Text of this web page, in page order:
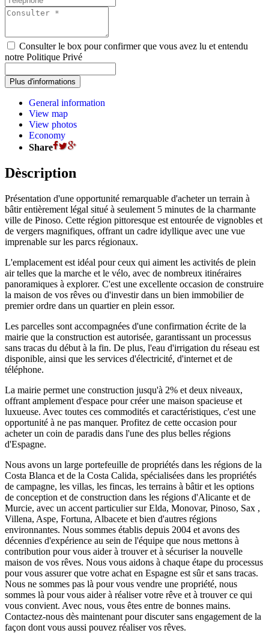
Consulter le box pour confirmer que vous avez lu et entendu
notre Politique Privé
General information
View map
View photos
Economy
Share
Dèscription
Présentation d'une opportunité remarquable d'acheter un terrain à
bâtir entièrement légal situé à seulement 5 minutes de la charmante
ville de Pinoso. Cette région pittoresque est entourée de vignobles et
de vergers magnifiques, offrant un cadre idyllique avec une vue
imprenable sur les parcs régionaux.
L'emplacement est idéal pour ceux qui aiment les activités de plein
air telles que la marche et le vélo, avec de nombreux itinéraires
panoramiques à explorer. C'est une excellente occasion de construire
la maison de vos rêves ou d'investir dans un bien immobilier de
premier ordre dans un quartier en plein essor.
Les parcelles sont accompagnées d'une confirmation écrite de la
mairie que la construction est autorisée, garantissant un processus
sans tracas du début à la fin. De plus, l'eau d'irrigation du réseau est
disponible, ainsi que les services d'électricité, d'internet et de
téléphone.
La mairie permet une construction jusqu'à 2% et deux niveaux,
offrant amplement d'espace pour créer une maison spacieuse et
luxueuse. Avec toutes ces commodités et caractéristiques, c'est une
opportunité à ne pas manquer. Profitez de cette occasion pour
acheter un coin de paradis dans l'une des plus belles régions
d'Espagne.
Nous avons un large portefeuille de propriétés dans les régions de la
Costa Blanca et de la Costa Calida, spécialisées dans les propriétés
de campagne, les villas, les fincas, les terrains à bâtir et les options
de conception et de construction dans les régions d'Alicante et de
Murcie, avec un accent particulier sur Elda, Monovar, Pinoso, Sax ,
Villena, Aspe, Fortuna, Albacete et bien d'autres régions
environnantes. Nous sommes établis depuis 2004 et avons des
décennies d'expérience au sein de l'équipe que nous mettons à
contribution pour vous aider à trouver et à sécuriser la nouvelle
maison de vos rêves. Nous vous aidons à chaque étape du processus
pour vous assurer que votre achat en Espagne est sûr et sans tracas.
Nous ne sommes pas là pour vous vendre une propriété, nous
sommes là pour vous aider à réaliser votre rêve et à trouver ce qui
vous convient. Avec nous, vous êtes entre de bonnes mains.
Contactez-nous dès maintenant pour discuter sans engagement de la
façon dont vous aussi pouvez réaliser vos rêves.